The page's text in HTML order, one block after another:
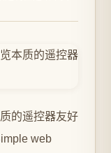
的遥控器友好
web